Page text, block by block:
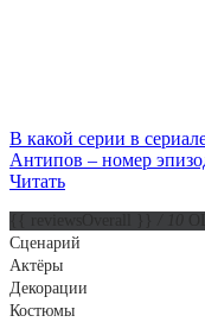
В какой серии в
Антипов – номер
Читать
Сценарий
Актёры
Декорации
Костюмы